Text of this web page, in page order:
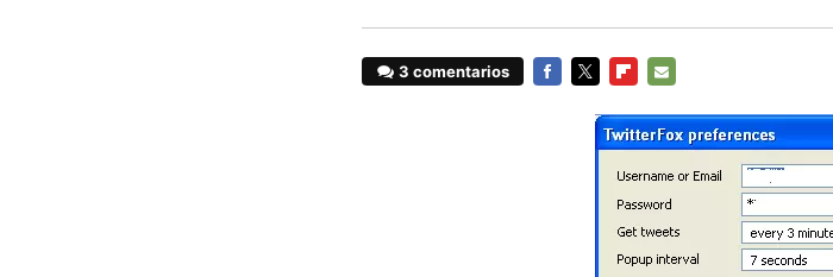
3 comentarios
MAIL